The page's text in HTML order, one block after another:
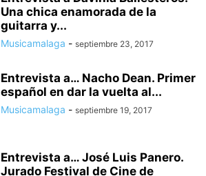
Una chica enamorada de la
guitarra y...
Musicamalaga - septiembre 23, 2017
Entrevista a… Nacho Dean. Primer
español en dar la vuelta al...
Musicamalaga - septiembre 19, 2017
Entrevista a… José Luis Panero.
Jurado Festival de Cine de